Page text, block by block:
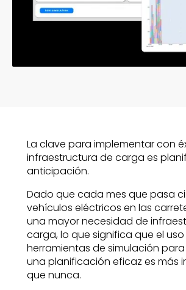
La clave para implementar con
infraestructura de carga es
anticipación.
Dado que cada mes que pasa
vehículos eléctricos en las
una mayor necesidad de
carga, lo que significa que el
herramientas de simulación
una planificación eficaz es más
que nunca.